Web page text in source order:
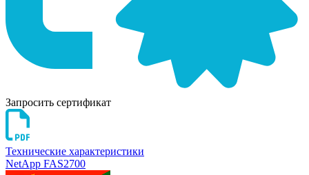
Запросить сертификат
Технические характеристики
NetApp FAS2700